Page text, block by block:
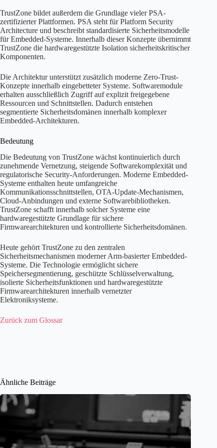
TrustZone bildet außerdem die Grundlage vieler PSA-
zertifizierter Plattformen. PSA steht für Platform Security
Architecture und beschreibt standardisierte Sicherheitsmodelle
für Embedded-Systeme. Innerhalb dieser Konzepte übernimmt
TrustZone die hardwaregestützte Isolation sicherheitskritischer
Komponenten.
Die Architektur unterstützt zusätzlich moderne Zero-Trust-
Konzepte innerhalb eingebetteter Systeme. Softwaremodule
erhalten ausschließlich Zugriff auf explizit freigegebene
Ressourcen und Schnittstellen. Dadurch entstehen
segmentierte Sicherheitsdomänen innerhalb komplexer
Embedded-Architekturen.
Bedeutung
Die Bedeutung von TrustZone wächst kontinuierlich durch
zunehmende Vernetzung, steigende Softwarekomplexität und
regulatorische Security-Anforderungen. Moderne Embedded-
Systeme enthalten heute umfangreiche
Kommunikationsschnittstellen, OTA-Update-Mechanismen,
Cloud-Anbindungen und externe Softwarebibliotheken.
TrustZone schafft innerhalb solcher Systeme eine
hardwaregestützte Grundlage für sichere
Firmwarearchitekturen und kontrollierte Sicherheitsdomänen.
Heute gehört TrustZone zu den zentralen
Sicherheitsmechanismen moderner Arm-basierter Embedded-
Systeme. Die Technologie ermöglicht sichere
Speichersegmentierung, geschützte Schlüsselverwaltung,
isolierte Sicherheitsfunktionen und hardwaregestützte
Firmwarearchitekturen innerhalb vernetzter
Elektroniksysteme.
Zurück zum Glossar
Ähnliche Beiträge